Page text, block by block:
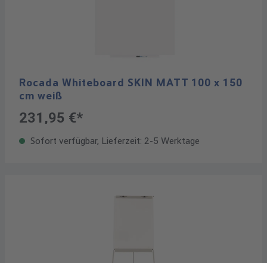
Rocada Whiteboard SKIN MATT 100 x 150
cm weiß
231,95 €*
Sofort verfügbar, Lieferzeit: 2-5 Werktage